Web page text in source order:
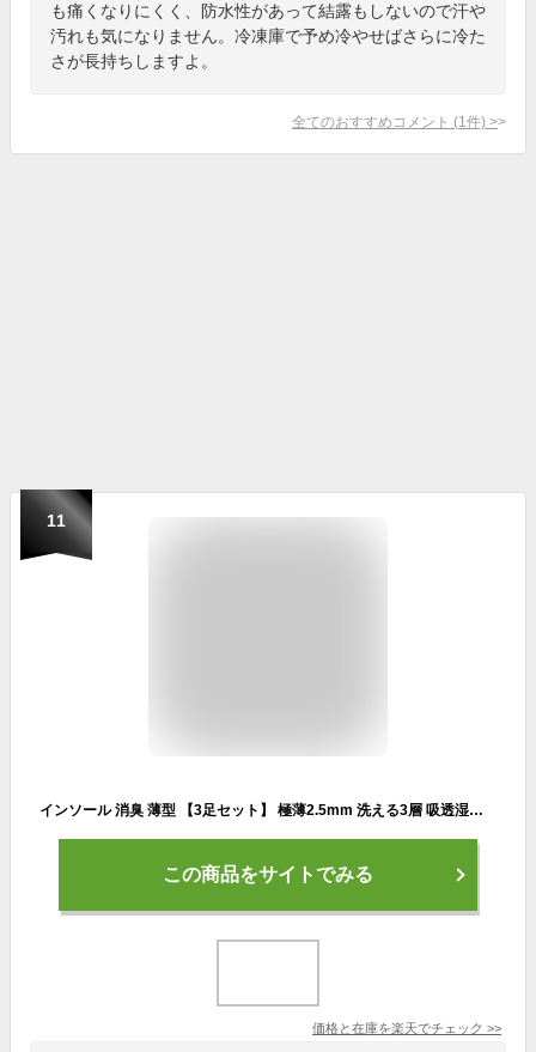
も痛くなりにくく、防水性があって結露もしないので汗や
汚れも気になりません。冷凍庫で予め冷やせばさらに冷た
さが長持ちしますよ。
全てのおすすめコメント (1 件) >
11
インソール 消臭 薄型 【3足セット】 極薄2.5mm 洗える3層 吸透湿素材 消臭 インソール ［6サイズ23.5~28.5cm：通常タイプ/接触冷感タイプ］送料無料 / 立ち仕事 疲れない 中敷き 薄い 中敷 防臭 吸水 速乾 蒸れない レディース メンズ 男女兼用 サイズ調整 スポーツ 用
この商品をサイトでみる
価格と在庫を楽天でチェック >>